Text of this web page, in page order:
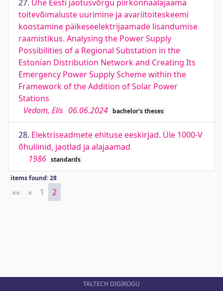
27. Ühe Eesti jaotusvõrgu piirkonnaalajaama
toitevõimaluste uurimine ja avariitoiteskeemi
koostamine päikeseelektrijaamade lisandumise
raamistikus. Analysing the Power Supply
Possibilities of a Regional Substation in the
Estonian Distribution Network and Creating Its
Emergency Power Supply Scheme within the
Framework of the Addition of Solar Power
Stations
Vedom, Elis 06.06.2024 bachelor's theses
28. Elektriseadmete ehituse eeskirjad. Üle 1000-V
õhuliinid, jaotlad ja alajaamad
1986 standards
items found: 28
«« First
« Previous
1 2
TALTECH DIGIKOGU